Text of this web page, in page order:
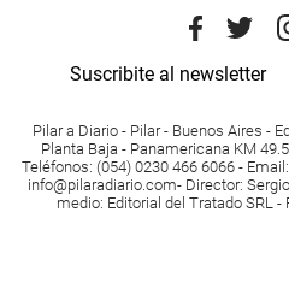
Suscribite al newsletter
Pilar a Diario - Pilar - Buenos Aires -
Planta Baja - Panamericana KM
Teléfonos: (054) 0230 466 6066 - Email :
info@pilaradiario.com- Director:
medio: Editorial del Tratado SRL -